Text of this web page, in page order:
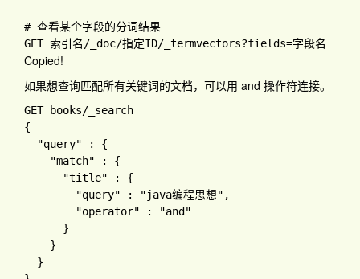
GET 索引名 /_doc/指定ID/_termvectors?fields
Copied!
如果想查询匹配所有关键词的文档，可以用 and 操作符连接。
GET books
{
"query"
: {
"match"
: {
"title"
: {
"query"
: "java编程思想" ,
"operator"
:
"and"
}
}